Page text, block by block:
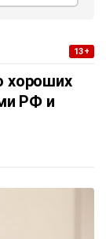
13+
хороших
РФ и